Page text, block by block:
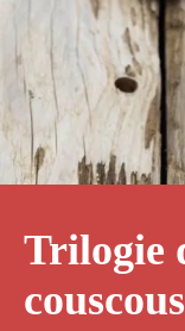
Trilogie